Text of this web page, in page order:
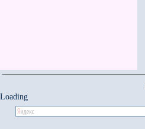
Loading